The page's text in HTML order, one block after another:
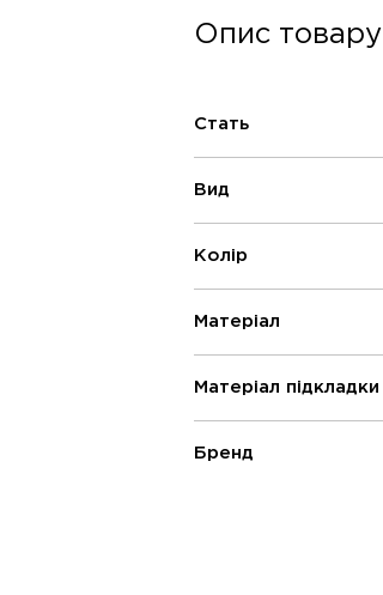
Опис товару
Стать
Вид
Колір
Матеріал
Матеріал підкладки
Бренд